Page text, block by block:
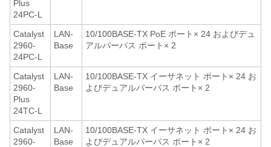
Plus
24PC-L
Catalyst
2960-
24PC-L
LAN-
Base
10/100BASE-TX PoE ポート× 24 およびデュ
アルパーパス ポート× 2
Catalyst
2960-
Plus
24TC-L
LAN-
Base
10/100BASE-TX イーサネット ポート× 24 お
よびデュアルパーパス ポート× 2
Catalyst
2960-
LAN-
Base
10/100BASE-TX イーサネット ポート× 24 お
よびデュアルパーパス ポート× 2